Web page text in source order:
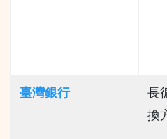
臺灣銀行
長
換